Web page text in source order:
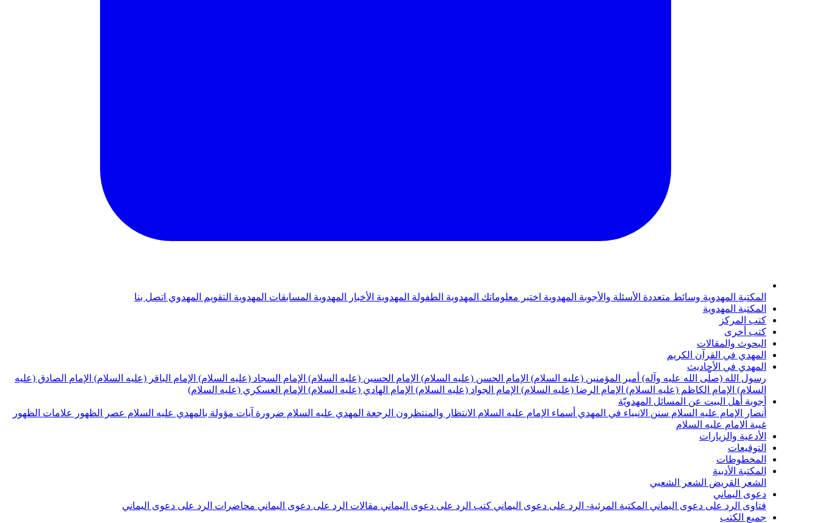
المكتبة المهدوية وسائط متعددة الأسئلة والأجوبة المهدوية اختبر معلوماتك المهدوية الطفولة المهدوية الأخبار المهدوية المسابقات المهدوية التقويم المهدوي اتصل بنا
المكتبة المهدوية
كتب المركز
كتب أخرى
البحوث والمقالات
المهدي في القرآن الكريم
المهدي في الأحاديث
رسول الله (صلّى الله عليه وآله) أمير المؤمنين (عليه السلام) الإمام الحسن (عليه السلام) الإمام الحسين (عليه السلام) الإمام السجاد (عليه السلام) الإمام الباقر (عليه السلام) الإمام الصادق (عليه
السلام) الإمام الكاظم (عليه السلام) الإمام الرضا (عليه السلام) الإمام الجواد (عليه السلام) الإمام الهادي (عليه السلام) الإمام العسكري (عليه السلام)
أجوبة أهل البيت عن المسائل المهدويّة
أنصار الإمام عليه السلام سنن الانبياء في المهدي أسماء الإمام عليه السلام الانتظار والمنتظرون الرجعة المهدي عليه السلام ضرورة آيات مؤولة بالمهدي عليه السلام عصر الظهور
علامات الظهور
غيبة الامام عليه السلام
الأدعية والزيارات
التوقيعات
المخطوطات
المكتبة الأدبية
الشعر القريض الشعر الشعبي
دعوى اليماني
فتاوى الرد على دعوى اليماني المكتبة المرئية- الرد على دعوى اليماني كتب الرد على دعوى اليماني مقالات الرد على دعوى اليماني محاضرات الرد على دعوى اليماني
جميع الكتب